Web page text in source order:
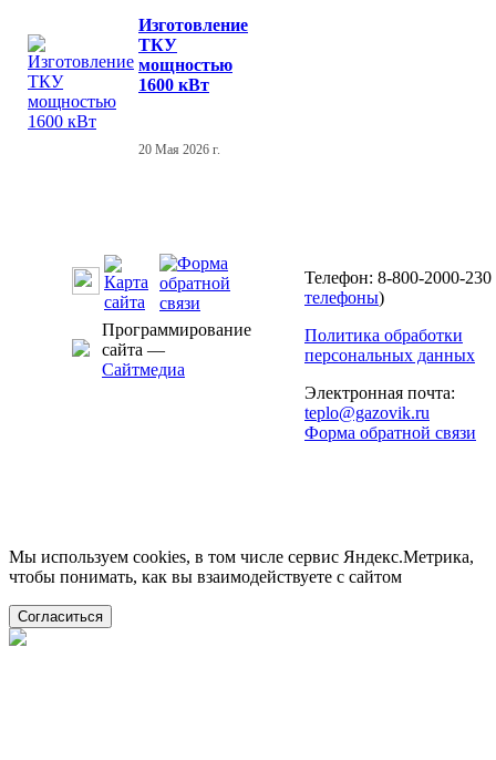
Изготовление
ТКУ
мощностью
1600 кВт
20 Мая 2026 г.
Программирование
сайта —
Сайтмедиа
Телефон: 8-800-2000-230
телефоны)
Политика обработки
персональных данных
Электронная почта:
teplo@gazovik.ru
Форма обратной связи
Мы используем cookies, в том числе сервис Яндекс.Метрика,
чтобы понимать, как вы взаимодействуете с сайтом
Согласиться